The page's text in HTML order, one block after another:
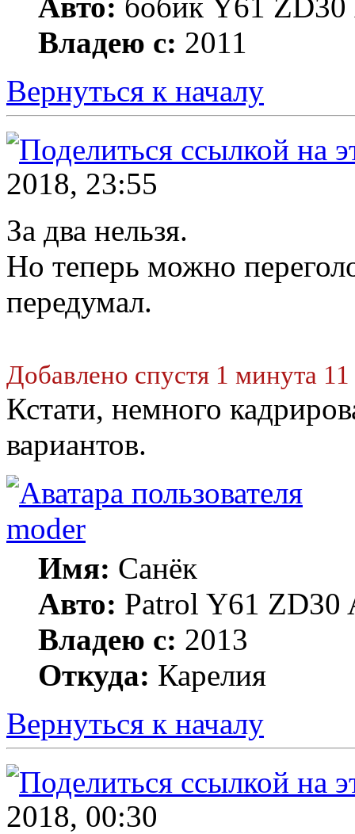
Авто: бобик Y61
Владею с: 2011
Вернуться к началу
2018, 23:55
За два нельзя.
Но теперь можно
передумал.
Добавлено спустя 1 минута
Кстати, немного
вариантов.
moder
Имя: Санёк
Авто: Patrol Y61 ZD30
Владею с: 2013
Откуда: Карелия
Вернуться к началу
2018, 00:30